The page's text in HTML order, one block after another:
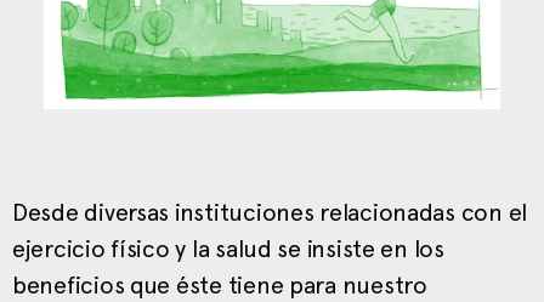
Desde diversas instituciones relacionadas con el
ejercicio físico y la salud se insiste en los
beneficios que éste tiene para nuestro